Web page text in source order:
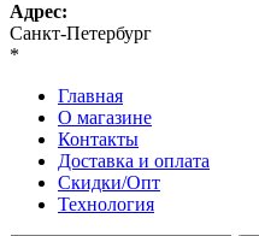
Адрес:
Санкт-Петербург
*
Главная
О магазине
Контакты
Доставка и оплата
Скидки/Опт
Технология